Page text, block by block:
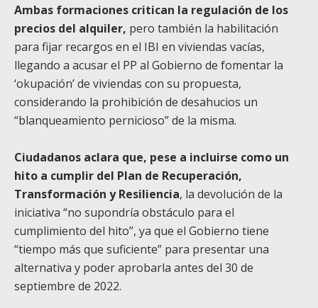
Ambas formaciones critican la regulación de los
precios del alquiler, pero también la habilitación
para fijar recargos en el IBI en viviendas vacías,
llegando a acusar el PP al Gobierno de fomentar la
‘okupación’ de viviendas con su propuesta,
considerando la prohibición de desahucios un
“blanqueamiento pernicioso” de la misma.
Ciudadanos aclara que, pese a incluirse como un
hito a cumplir del Plan de Recuperación,
Transformación y Resiliencia, la devolución de la
iniciativa “no supondría obstáculo para el
cumplimiento del hito”, ya que el Gobierno tiene
“tiempo más que suficiente” para presentar una
alternativa y poder aprobarla antes del 30 de
septiembre de 2022.